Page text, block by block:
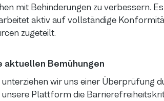
mit Behinderungen zu verbessern.
aktiv auf vollständige
zugeteilt.
aktuellen Bemühungen
wir uns einer Überprüfung
Plattform die